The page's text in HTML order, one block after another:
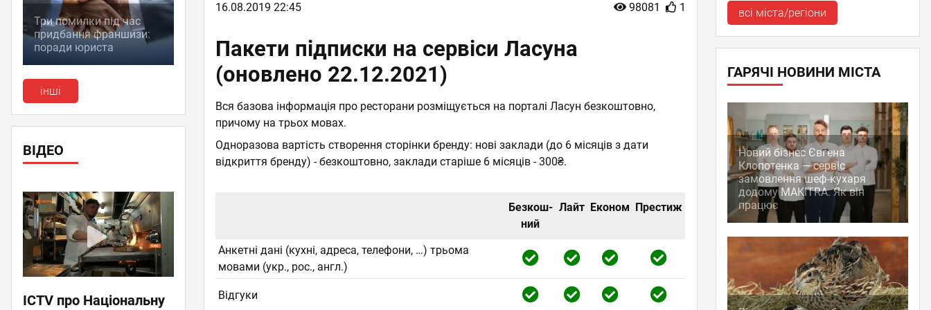
Три помилки під час
придбання франшизи:
поради юриста
інші
ВІДЕО
ICTV про Національну
98081 1
16.08.2019 22:45
Пакети підписки на сервіси Ласуна
(оновлено 22.12.2021)
Вся базова інформація про ресторани розміщується на порталі Ласун безкоштовно,
причому на трьох мовах.
Одноразова вартість створення сторінки бренду: нові заклади (до 6 місяців з дати
відкриття бренду) - безкоштовно, заклади старіше 6 місяців - 300₴.
Безкош-
ний
Лайт Економ Престиж
Анкетні дані (кухні, адреса, телефони, …) трьома
мовами (укр., рос., англ.)
Відгуки
всі міста/регіони
ГАРЯЧІ НОВИНИ МІСТА
Новий бізнес Євгена
Клопотенка — сервіс
замовлення шеф-кухаря
додому MAKITRA. Як він
працює